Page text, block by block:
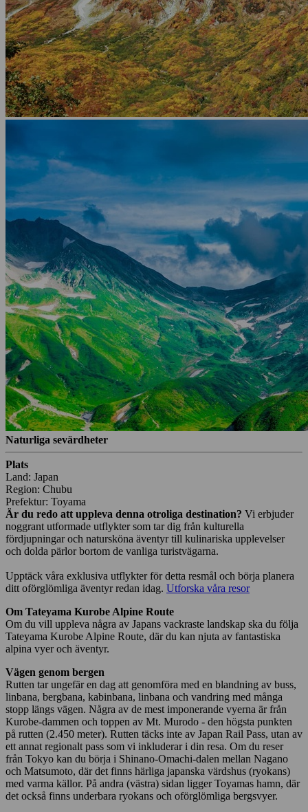
Naturliga sevärdheter
Plats
Land: Japan
Region: Chubu
Prefektur: Toyama
Är du redo att uppleva denna otroliga destination? Vi erbjuder
noggrant utformade utflykter som tar dig från kulturella
fördjupningar och natursköna äventyr till kulinariska upplevelser
och dolda pärlor bortom de vanliga turistvägarna.
Upptäck våra exklusiva utflykter för detta resmål och börja planera
ditt oförglömliga äventyr redan idag. Utforska våra resor
Om Tateyama Kurobe Alpine Route
Om du vill uppleva några av Japans vackraste landskap ska du följa
Tateyama Kurobe Alpine Route, där du kan njuta av fantastiska
alpina vyer och äventyr.
Vägen genom bergen
Rutten tar ungefär en dag att genomföra med en blandning av buss,
linbana, bergbana, kabinbana, linbana och vandring med många
stopp längs vägen. Några av de mest imponerande vyerna är från
Kurobe-dammen och toppen av Mt. Murodo - den högsta punkten
på rutten (2.450 meter). Rutten täcks inte av Japan Rail Pass, utan av
ett annat regionalt pass som vi inkluderar i din resa. Om du reser
från Tokyo kan du börja i Shinano-Omachi-dalen mellan Nagano
och Matsumoto, där det finns härliga japanska värdshus (ryokans)
med varma källor. På andra (västra) sidan ligger Toyamas hamn, där
det också finns underbara ryokans och oförglömliga bergsvyer.